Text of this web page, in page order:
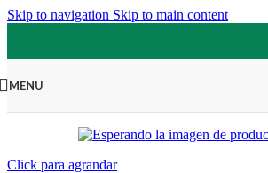
Skip to navigation Skip to main content
MENU
Click para agrandar